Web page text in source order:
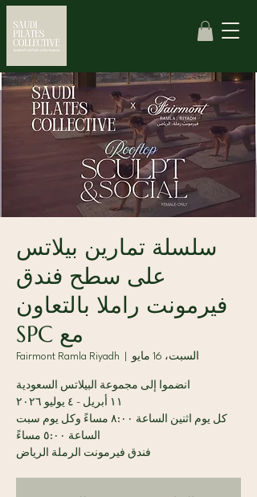
سلسلة تمارين بيلاتس
على سطح فندق
فيرمونت راملا بالتعاون
مع SPC
السبت، 16 مايو Fairmont Ramla Riyadh
كل يوم اثنين الساعة ٨:٠٠ مساءً وكل يوم سبت
فندق فيرمونت الرملة الرياض